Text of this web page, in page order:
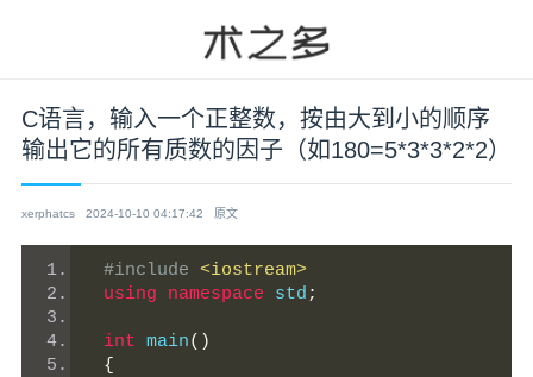
C语言，输入一个正整数，按由大到小的顺序
输出它的所有质数的因子（如180=5*3*3*2*2）
xerphatcs 2024-10-10 04:17:42 原文
#include <iostream>
using
namespace std ;
int main()
{